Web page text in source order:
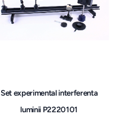
Set experimental interferenta
luminii P2220101